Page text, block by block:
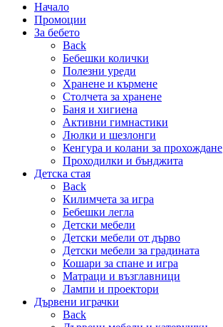
Начало
Промоции
За бебето
Back
Бебешки колички
Полезни уреди
Хранене и кърмене
Столчета за хранене
Баня и хигиена
Активни гимнастики
Люлки и шезлонги
Кенгура и колани за прохождане
Проходилки и бънджита
Детска стая
Back
Килимчета за игра
Бебешки легла
Детски мебели
Детски мебели от дърво
Детски мебели за градината
Кошари за спане и игра
Матраци и възглавници
Лампи и проектори
Дървени играчки
Back